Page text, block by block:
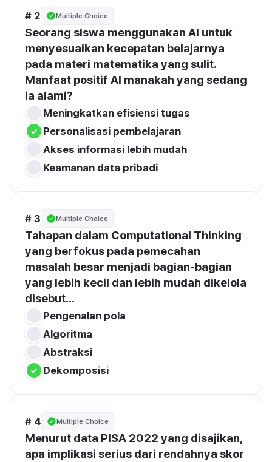
# 2 Multiple Choice
Seorang siswa menggunakan AI untuk
menyesuaikan kecepatan belajarnya
pada materi matematika yang sulit.
Manfaat positif AI manakah yang sedang
ia alami?
Meningkatkan efisiensi tugas
Personalisasi pembelajaran
Akses informasi lebih mudah
Keamanan data pribadi
# 3 Multiple Choice
Tahapan dalam Computational Thinking
yang berfokus pada pemecahan
masalah besar menjadi bagian-bagian
yang lebih kecil dan lebih mudah dikelola
disebut...
Pengenalan pola
Algoritma
Abstraksi
Dekomposisi
# 4 Multiple Choice
Menurut data PISA 2022 yang disajikan,
apa implikasi serius dari rendahnya skor